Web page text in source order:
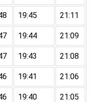
19:45 21:11
19:44 21:09
19:43 21:08
19:41 21:06
19:40 21:05